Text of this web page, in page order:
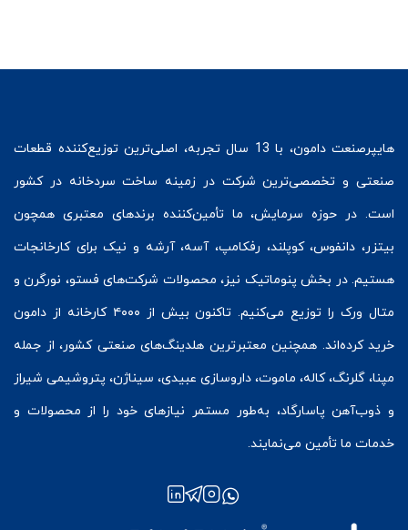
هایپرصنعت
دامون، با 13 سال تجربه، اصلی‌ترین توزیع‌کننده قطعات
صنعتی و تخصصی‌ترین شرکت در زمینه ساخت سردخانه در کشور
است. در حوزه سرمایش، ما تأمین‌کننده برندهای معتبری همچون
بیتزر، دانفوس،کوپلند، رفکامپ، آسه، آرشه و نیک برای کارخانجات
هستیم. در بخش پنوماتیک نیز، محصولات شرکت‌های فستو، نورگرن و
متال ورک
را توزیع می‌کنیم. تاکنون بیش از ۴۰۰۰ کارخانه از دامون
خرید کرده‌اند. همچنین معتبرترین هلدینگ‌های صنعتی کشور، از جمله
مپنا، گلرنگ، کاله، ماموت، داروسازی عبیدی، سیناژن، پتروشیمی شیراز
و ذوب‌آهن پاسارگاد، به‌طور مستمر نیازهای خود را از محصولات و
خدمات ما تأمین می‌نمایند.